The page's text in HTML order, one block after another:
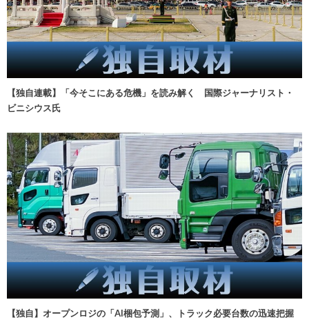
【独自連載】「今そこにある危機」を読み解く 国際ジャーナリスト・
ビニシウス氏
【独自】オープンロジの「AI梱包予測」、トラック必要台数の迅速把握